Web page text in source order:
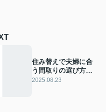
住み替えで夫婦に合
う間取りの選び方
は？快適な暮らしを
2025.08.23